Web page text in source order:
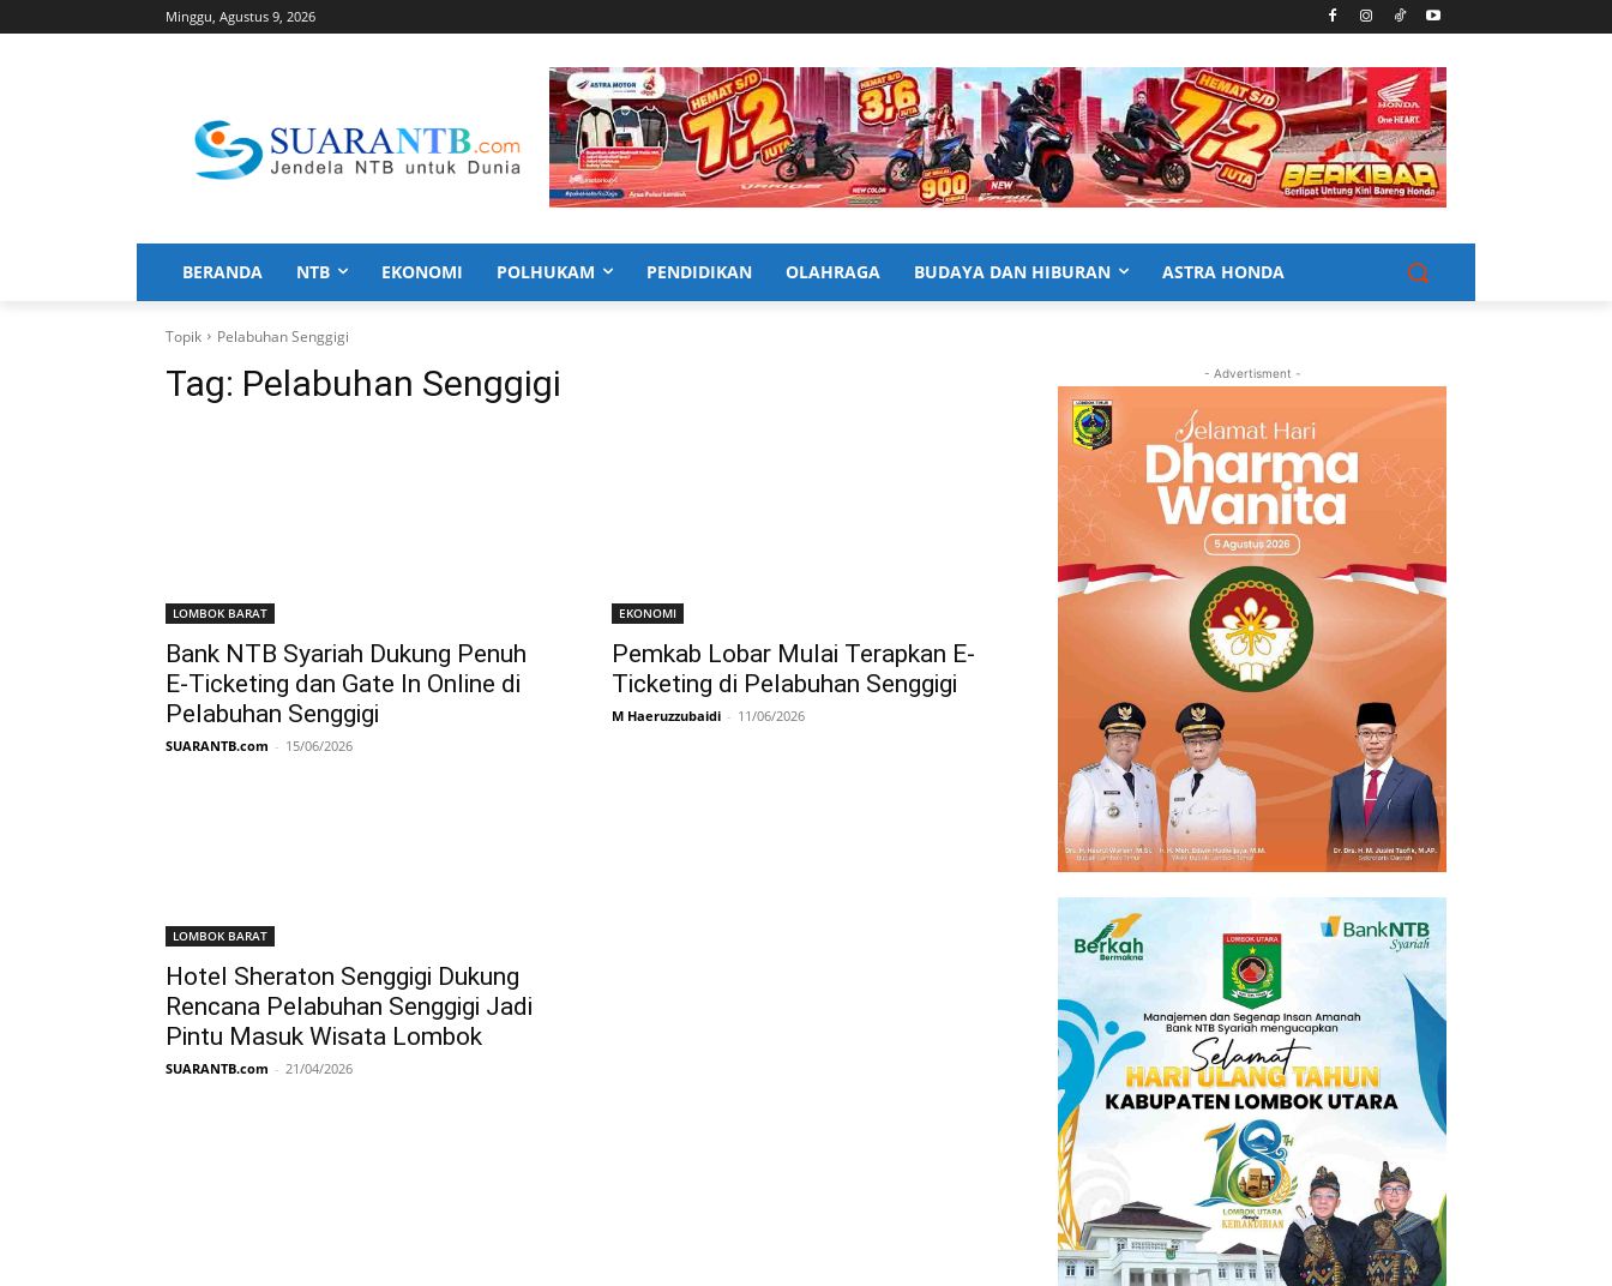
Minggu, Agustus 9, 2026
BERANDA NTB EKONOMI POLHUKAM PENDIDIKAN OLAHRAGA BUDAYA DAN HIBURAN ASTRA HONDA
Topik Pelabuhan Senggigi
Tag: Pelabuhan Senggigi
LOMBOK BARAT
Bank NTB Syariah Dukung Penuh
E-Ticketing dan Gate In Online di
Pelabuhan Senggigi
SUARANTB.com - 15/06/2026
EKONOMI
Pemkab Lobar Mulai Terapkan E-
Ticketing di Pelabuhan Senggigi
M Haeruzzubaidi - 11/06/2026
LOMBOK BARAT
Hotel Sheraton Senggigi Dukung
Rencana Pelabuhan Senggigi Jadi
Pintu Masuk Wisata Lombok
SUARANTB.com - 21/04/2026
- Advertisment -